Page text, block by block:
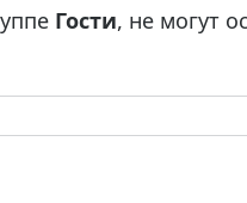
Гости, не могут